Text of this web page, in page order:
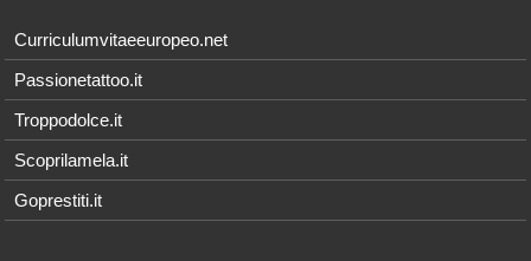
Curriculumvitaeeuropeo.net
Passionetattoo.it
Troppodolce.it
Scoprilamela.it
Goprestiti.it